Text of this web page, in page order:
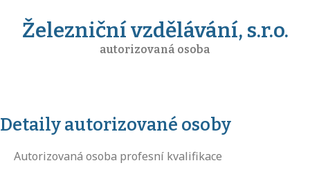
Železniční vzdělávání, s.r.o.
autorizovaná osoba
Detaily autorizované osoby
Autorizovaná osoba profesní kvalifikace